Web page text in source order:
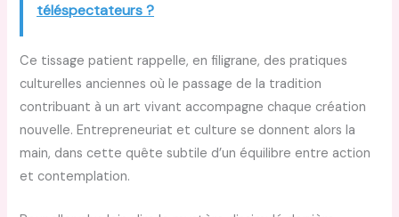
téléspectateurs ?
Ce tissage patient rappelle, en filigrane, des pratiques
culturelles anciennes où le passage de la tradition
contribuant à un art vivant accompagne chaque création
nouvelle. Entrepreneuriat et culture se donnent alors la
main, dans cette quête subtile d’un équilibre entre action
et contemplation.